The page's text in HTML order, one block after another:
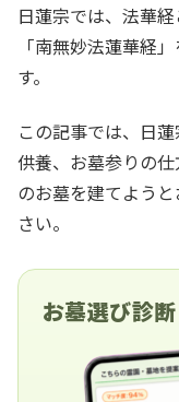
日蓮宗では、法華
「南無妙法蓮華経
す。
この記事では、日
供養、お墓参りの
のお墓を建てよう
さい。
お墓選び診断